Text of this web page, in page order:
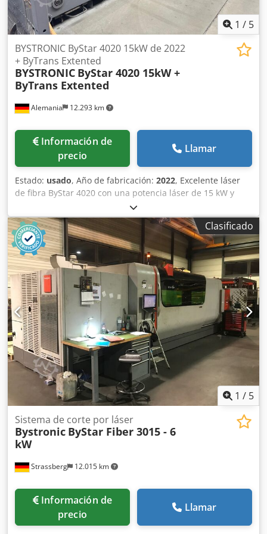
1 / 5
Alemania 12.293 km
BYSTRONIC ByStar 4020 15kW de 2022
+ ByTrans Extented
BYSTRONIC ByStar 4020 15kW +
ByTrans Extented
Información de
precio
Llamar
Estado: usado, Año de fabricación: 2022, Excelente láser
de fibra ByStar 4020 con una potencia láser de 15 kW y
automatización ByTrans Extended. Incluye cambiador de
boquillas, Mixgas y versión exterior de extracción de polvo.
Visita posible con cita previa. Dimensiones de trabajo:
4000 x 2000 mm Potencia láser: 15000W Automatización:
ByTrans Extended Horas de funcionamiento: 5734h Horas
de corte: 1570h Dsdpfx Aey Erfvshleck
Clasificado
1 / 5
Strassberg 12.015 km
Sistema de corte por láser
Bystronic ByStar Fiber 3015 - 6
kW
Información de
precio
Llamar